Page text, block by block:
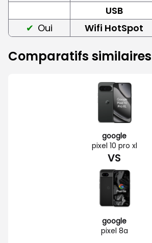
USB
Oui
Wifi HotSpot
Comparatifs similaires
google
pixel 10 pro xl
VS
google
pixel 8a